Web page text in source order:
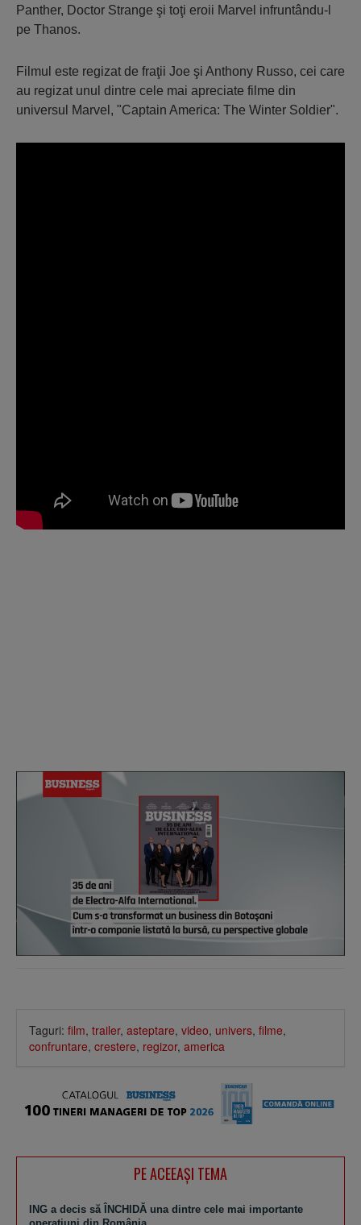
Panther, Doctor Strange şi toţi eroii Marvel infruntându-l
pe Thanos.
Filmul este regizat de fraţii Joe şi Anthony Russo, cei care
au regizat unul dintre cele mai apreciate filme din
universul Marvel, "Captain America: The Winter Soldier".
Taguri: film, trailer, asteptare, video, univers, filme,
confruntare, crestere, regizor, america
PE ACEEAŞI TEMA
ING a decis să ÎNCHIDĂ una dintre cele mai importante